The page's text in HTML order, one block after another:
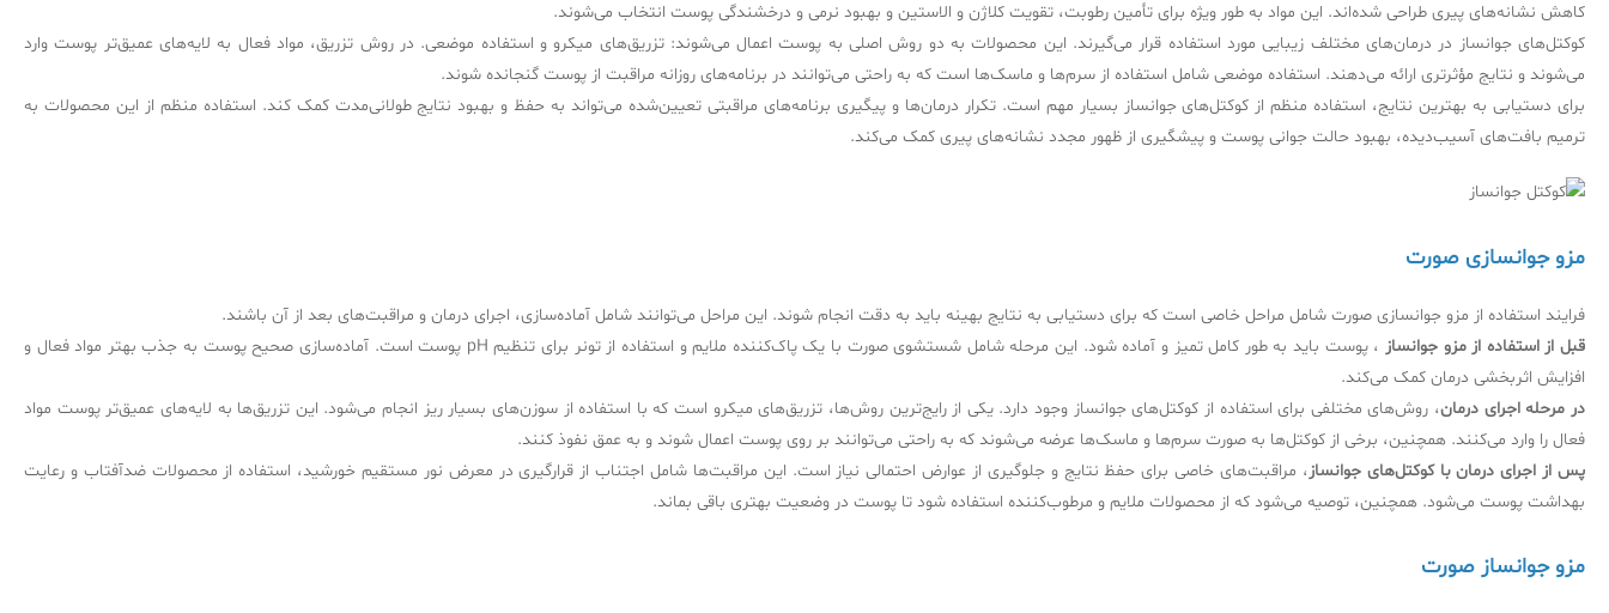
کاهش نشانه‌های پیری طراحی شده‌اند. این مواد به طور ویژه برای تأمین رطوبت، تقویت کلاژن و الاستین و بهبود نرمی و درخشندگی پوست انتخاب می‌شوند.
کوکتل‌های جوانساز در درمان‌های مختلف زیبایی مورد استفاده قرار می‌گیرند. این محصولات به دو روش اصلی به پوست اعمال می‌شوند: تزریق‌های میکرو و استفاده موضعی. در روش تزریق، مواد فعال به لایه‌های عمیق‌تر پوست وارد
می‌شوند و نتایج مؤثرتری ارائه می‌دهند. استفاده موضعی شامل استفاده از سرم‌ها و ماسک‌ها است که به راحتی می‌توانند در برنامه‌های روزانه مراقبت از پوست گنجانده شوند.
برای دستیابی به بهترین نتایج، استفاده منظم از کوکتل‌های جوانساز بسیار مهم است. تکرار درمان‌ها و پیگیری برنامه‌های مراقبتی تعیین‌شده می‌تواند به حفظ و بهبود نتایج طولانی‌مدت کمک کند. استفاده منظم از این محصولات به
ترمیم بافت‌های آسیب‌دیده، بهبود حالت جوانی پوست و پیشگیری از ظهور مجدد نشانه‌های پیری کمک می‌کند.
مزو جوانسازی صورت
فرایند استفاده از مزو جوانسازی صورت شامل مراحل خاصی است که برای دستیابی به نتایج بهینه باید به دقت انجام شوند. این مراحل می‌توانند شامل آماده‌سازی، اجرای درمان و مراقبت‌های بعد از آن باشند.
قبل از استفاده از مزو جوانساز
، پوست باید به طور کامل تمیز و آماده شود. این مرحله شامل شستشوی صورت با یک پاک‌کننده ملایم و استفاده از تونر برای تنظیم pH پوست است. آماده‌سازی صحیح پوست به جذب بهتر مواد فعال و
افزایش اثربخشی درمان کمک می‌کند.
در مرحله اجرای درمان، روش‌های مختلفی برای استفاده از کوکتل‌های جوانساز وجود دارد. یکی از رایج‌ترین روش‌ها، تزریق‌های میکرو است که با استفاده از سوزن‌های بسیار ریز انجام می‌شود. این تزریق‌ها به لایه‌های عمیق‌تر پوست مواد
فعال را وارد می‌کنند. همچنین، برخی از کوکتل‌ها به صورت سرم‌ها و ماسک‌ها عرضه می‌شوند که به راحتی می‌توانند بر روی پوست اعمال شوند و به عمق نفوذ کنند.
پس از اجرای درمان با کوکتل‌های جوانساز، مراقبت‌های خاصی برای حفظ نتایج و جلوگیری از عوارض احتمالی نیاز است. این مراقبت‌ها شامل اجتناب از قرارگیری در معرض نور مستقیم خورشید، استفاده از محصولات ضدآفتاب و رعایت
بهداشت پوست می‌شود. همچنین، توصیه می‌شود که از محصولات ملایم و مرطوب‌کننده استفاده شود تا پوست در وضعیت بهتری باقی بماند.
مزو جوانساز صورت